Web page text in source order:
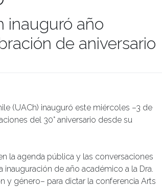
inauguró año
de aniversario
(UACh) inauguró este miércoles –3 de
del 30° aniversario desde su
la agenda pública y las conversaciones
de año académico a la Dra.
y género– para dictar la conferencia Arts